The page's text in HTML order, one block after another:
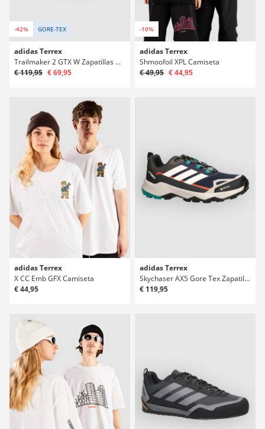
-42% GORE-TEX
adidas Terrex
Trailmaker 2 GTX W Zapatillas Deportivas
€ 119,95 € 69,95
-10%
adidas Terrex
Shmoofoil XPL Camiseta
€ 49,95 € 44,95
adidas Terrex
X CC Emb GFX Camiseta
€ 44,95
adidas Terrex
Skychaser AX5 Gore Tex Zapatillas Deportivas
€ 119,95